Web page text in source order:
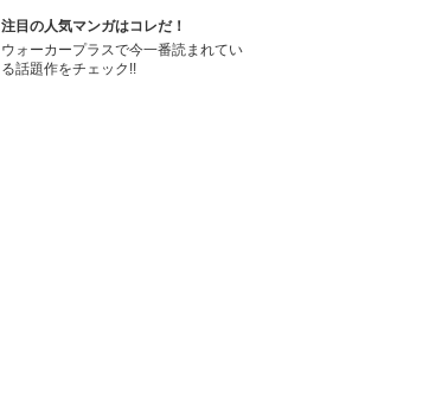
注目の人気マンガはコレだ！
ウォーカープラスで今一番読まれてい
る話題作をチェック!!